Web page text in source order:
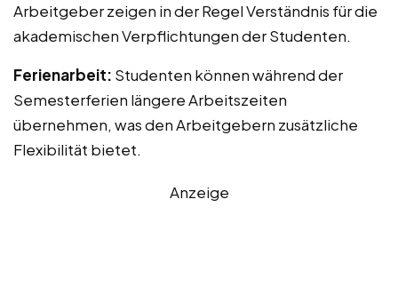
Arbeitgeber zeigen in der Regel Verständnis für die
akademischen Verpflichtungen der Studenten.
Ferienarbeit: Studenten können während der
Semesterferien längere Arbeitszeiten
übernehmen, was den Arbeitgebern zusätzliche
Flexibilität bietet.
Anzeige